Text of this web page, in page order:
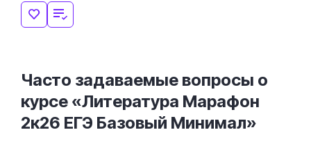
Часто задаваемые вопросы о
курсе «Литература Марафон
2к26 ЕГЭ Базовый Минимал»